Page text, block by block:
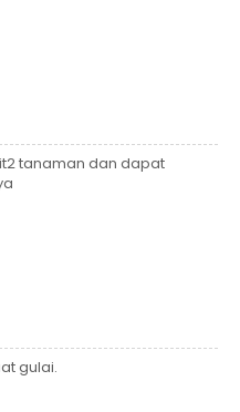
tanaman dan dapat
gulai.